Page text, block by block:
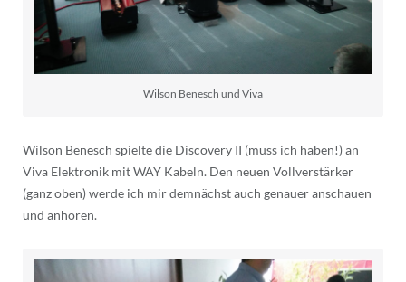
Wilson Benesch und Viva
Wilson Benesch spielte die Discovery II (muss ich haben!) an
Viva Elektronik mit WAY Kabeln. Den neuen Vollverstärker
(ganz oben) werde ich mir demnächst auch genauer anschauen
und anhören.